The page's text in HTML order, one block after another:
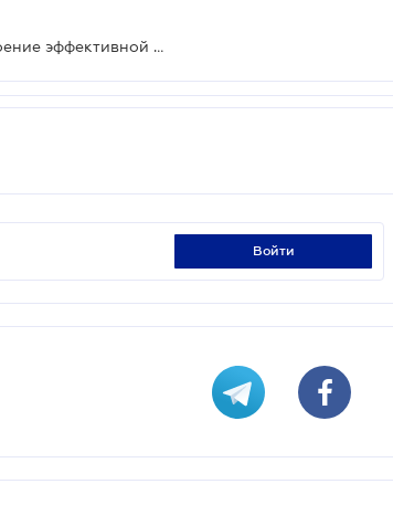
LIGA ZAKON приглашает на вебинар: "Построение эффективной договорной работы 2024 г. в свете судебной практики. Секреты успешного договора"
войти